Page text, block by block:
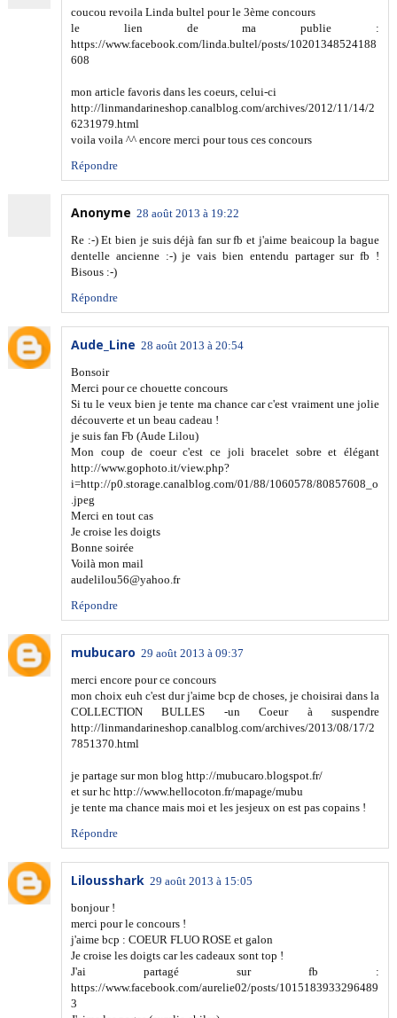
coucou revoila Linda bultel pour le 3ème concours
le lien de ma publie :
https://www.facebook.com/linda.bultel/posts/10201348524188
608
mon article favoris dans les coeurs, celui-ci
http://linmandarineshop.canalblog.com/archives/2012/11/14/2
6231979.html
voila voila ^^ encore merci pour tous ces concours
Répondre
Anonyme 28 août 2013 à 19:22
Re :-) Et bien je suis déjà fan sur fb et j'aime beaicoup la bague
dentelle ancienne :-) je vais bien entendu partager sur fb !
Bisous :-)
Répondre
Aude_Line 28 août 2013 à 20:54
Bonsoir
Merci pour ce chouette concours
Si tu le veux bien je tente ma chance car c'est vraiment une jolie
découverte et un beau cadeau !
je suis fan Fb (Aude Lilou)
Mon coup de coeur c'est ce joli bracelet sobre et élégant
http://www.gophoto.it/view.php?
i=http://p0.storage.canalblog.com/01/88/1060578/80857608_o
.jpeg
Merci en tout cas
Je croise les doigts
Bonne soirée
Voilà mon mail
audelilou56@yahoo.fr
Répondre
mubucaro 29 août 2013 à 09:37
merci encore pour ce concours
mon choix euh c'est dur j'aime bcp de choses, je choisirai dans la
COLLECTION BULLES -un Coeur à suspendre
http://linmandarineshop.canalblog.com/archives/2013/08/17/2
7851370.html
je partage sur mon blog http://mubucaro.blogspot.fr/
et sur hc http://www.hellocoton.fr/mapage/mubu
je tente ma chance mais moi et les jesjeux on est pas copains !
Répondre
Lilousshark 29 août 2013 à 15:05
bonjour !
merci pour le concours !
j'aime bcp : COEUR FLUO ROSE et galon
Je croise les doigts car les cadeaux sont top !
J'ai partagé sur fb :
https://www.facebook.com/aurelie02/posts/1015183933296489
3